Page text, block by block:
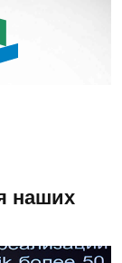
наших